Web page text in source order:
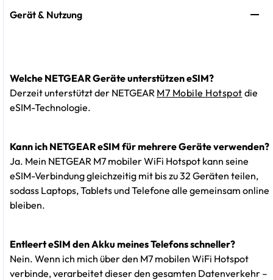
Gerät & Nutzung
Welche NETGEAR Geräte unterstützen eSIM?
Derzeit unterstützt der NETGEAR M7 Mobile Hotspot die
eSIM-Technologie.
Kann ich NETGEAR eSIM für mehrere Geräte verwenden?
Ja. Mein NETGEAR M7 mobiler WiFi Hotspot kann seine
eSIM-Verbindung gleichzeitig mit bis zu 32 Geräten teilen,
sodass Laptops, Tablets und Telefone alle gemeinsam online
bleiben.
Entleert eSIM den Akku meines Telefons schneller?
Nein. Wenn ich mich über den M7 mobilen WiFi Hotspot
verbinde, verarbeitet dieser den gesamten Datenverkehr –